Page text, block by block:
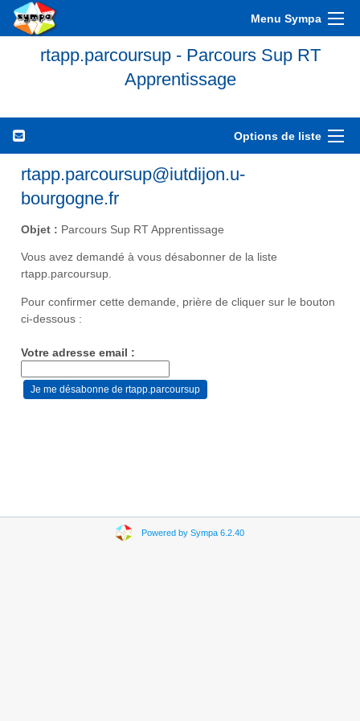
Menu Sympa
rtapp.parcoursup - Parcours Sup RT
Apprentissage
Options de liste
rtapp.parcoursup@iutdijon.u-
bourgogne.fr
Objet : Parcours Sup RT Apprentissage
Vous avez demandé à vous désabonner de la liste
rtapp.parcoursup.
Pour confirmer cette demande, prière de cliquer sur le bouton
ci-dessous :
Votre adresse email :
Powered by Sympa 6.2.40